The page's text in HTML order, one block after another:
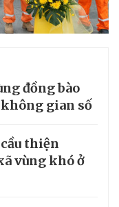
đồng bào
không gian số
thiện
vùng khó ở